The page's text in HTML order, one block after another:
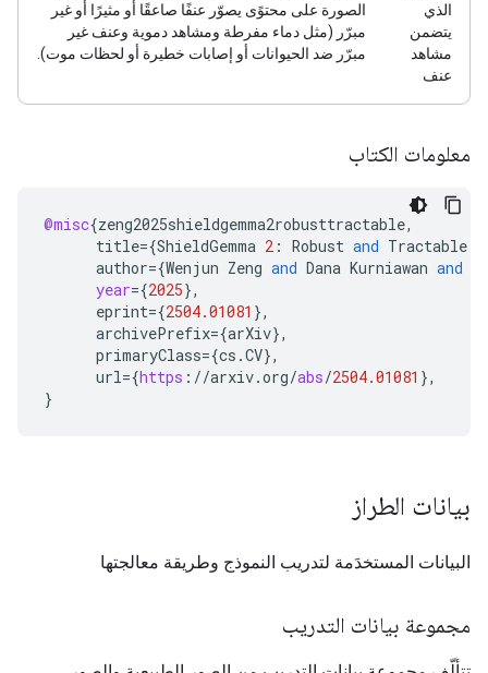
الذي
يتضمن
مشاهد
عنف
الصورة على محتوًى يصوّر عنفًا صاعقًا أو مثيرًا أو غير
مبرّر (مثل دماء مفرطة ومشاهد دموية وعنف غير
مبرّر ضد الحيوانات أو إصابات خطيرة أو لحظات موت).
معلومات الكتاب
@misc{zeng2025shieldgemma2robusttractable,
title={ShieldGemma 2 : Robust and Tractable
author={Wenjun Zeng and Dana Kurniawan and
year={2025},
eprint={2504.01081 },
archivePrefix={arXiv},
primaryClass={cs .CV},
url={https : //arxiv.org/abs/2504.01081 },
}
بيانات الطراز
البيانات المستخدَمة لتدريب النموذج وطريقة معالجتها
مجموعة بيانات التدريب